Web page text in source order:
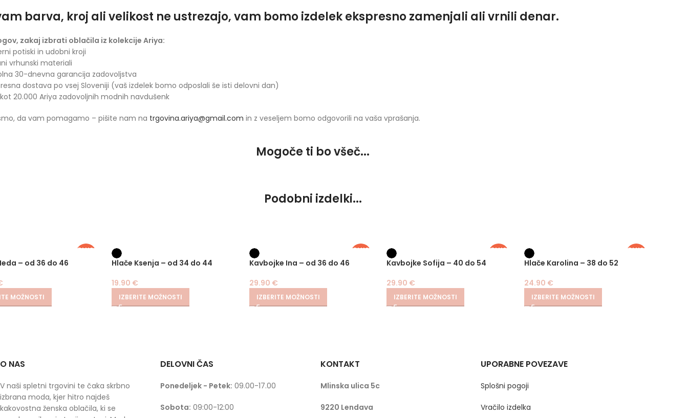
barva, kroj ali velikost ne ustrezajo, vam bomo izdelek ekspresno zamenjali ali vrnili denar.
zakaj izbrati oblačila iz kolekcije Ariya:
potiski in udobni kroji
vrhunski materiali
30-dnevna garancija zadovoljstva
dostava po vsej Sloveniji (vaš izdelek bomo odposlali še isti delovni dan)
20.000 Ariya zadovoljnih modnih navdušenk
da vam pomagamo – pišite nam na trgovina.ariya@gmail.com in z veseljem bomo odgovorili na vaša vprašanja.
Mogoče ti bo všeč...
Podobni izdelki...
PLUS
– od 36 do 46
MOŽNOSTI
Hlače Ksenja – od 34 do 44
19.90 €
IZBERITE MOŽNOSTI
PLUS
Kavbojke Ina – od 36 do 46
29.90 €
IZBERITE MOŽNOSTI
PLUS
Kavbojke Sofija – 40 do 54
29.90 €
IZBERITE MOŽNOSTI
PLUS
Hlače Karolina – 38 do 52
24.90 €
IZBERITE MOŽNOSTI
O NAS
V naši spletni trgovini te čaka skrbno
izbrana moda, kjer hitro najdeš
kakovostna ženska oblačila, ki se
DELOVNI ČAS
Ponedeljek - Petek: 09.00-17.00
Sobota: 09:00-12:00
KONTAKT
Mlinska ulica 5c
9220 Lendava
UPORABNE POVEZAVE
Splošni pogoji
Vračilo izdelka